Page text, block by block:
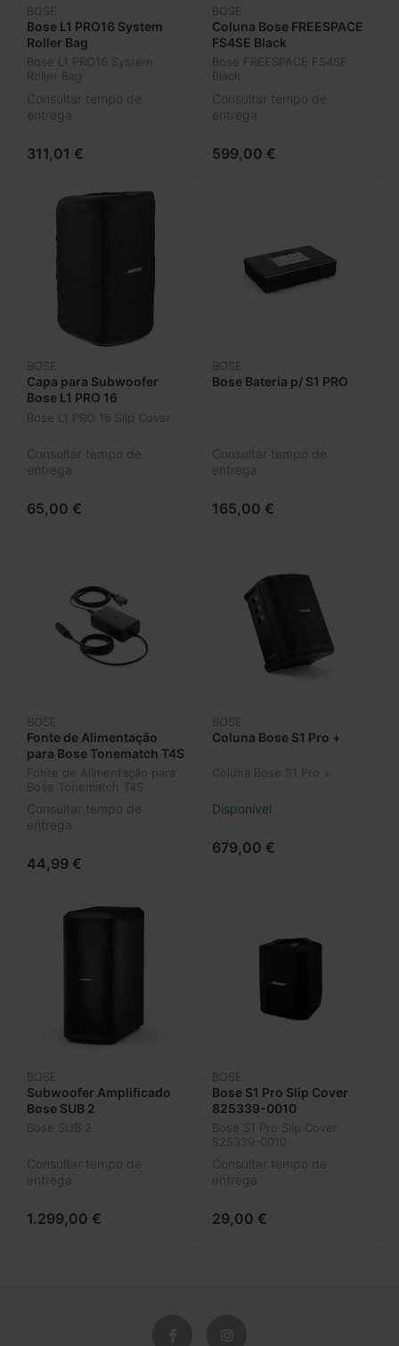
BOSE
Bose L1 PRO16 System
Roller Bag
Bose L1 PRO16 System
Roller Bag
Consultar tempo de
entrega
311,01 €
BOSE
Coluna Bose FREESPACE
FS4SE Black
Bose FREESPACE FS4SE
Black
Consultar tempo de
entrega
599,00 €
BOSE
Capa para Subwoofer
Bose L1 PRO 16
Bose L1 PRO 16 Slip Cover
Consultar tempo de
entrega
65,00 €
BOSE
Bose Bateria p/ S1 PRO
Consultar tempo de
entrega
165,00 €
BOSE
Fonte de Alimentação
para Bose Tonematch T4S
Fonte de Alimentação para
Bose Tonematch T4S
Consultar tempo de
entrega
44,99 €
BOSE
Coluna Bose S1 Pro +
Coluna Bose S1 Pro +
Disponível
679,00 €
BOSE
Subwoofer Amplificado
Bose SUB 2
Bose SUB 2
Consultar tempo de
entrega
1.299,00 €
BOSE
Bose S1 Pro Slip Cover
825339-0010
Bose S1 Pro Slip Cover
825339-0010
Consultar tempo de
entrega
29,00 €